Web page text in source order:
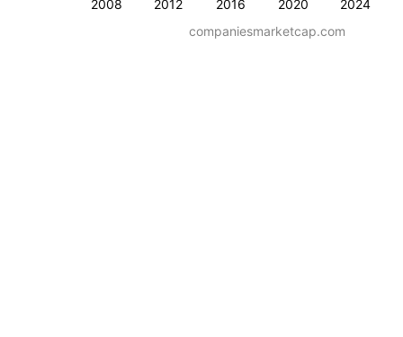
2008 2012 2016 2020 2024
companiesmarketcap.com